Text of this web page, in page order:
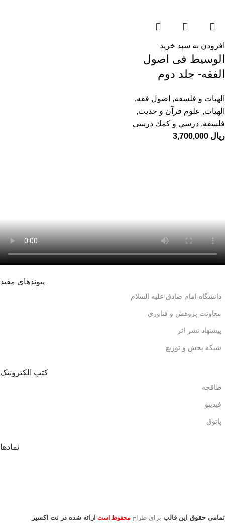
افزودن به سبد خرید
الوسیط فی اصول
الفقه- جلد دوم
الهیات و فلسفه, اصول فقه,
الهيات, علوم قرآن و حدیث,
فلسفه, درسي و كمك درسي
ریال
پیوندهای مفید
دانشگاه امام صادق علیه السلام
معاونت پژوهش و فناوری
پیشنهاد نشر اثر
شبکه پخش و توزیع
کتب الکترونیک
طاقچه
فیدیبو
پاتوق
نمادها
تمامی حقوق این قالب برای طراح محفوظ است ارائه شده در نت اکسیر